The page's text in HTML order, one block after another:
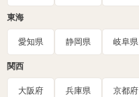
東海
愛知県 静岡県 岐阜県
関西
大阪府 兵庫県 京都府